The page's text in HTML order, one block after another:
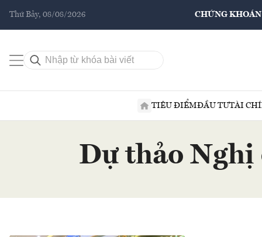
Thứ Bảy, 08/08/2026 CHỨNG KHOÁN
TIÊU ĐIỂMĐẦU TƯTÀI
Dự thảo Nghị